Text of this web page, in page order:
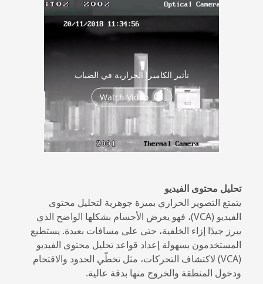
تأثير الكاميرا الحرارية في الضباب
Watch Video
تحليل محتوى الفيديو
يتمتع التصوير الحراري بميزة جوهرية لتحليل محتوى
الفيديو (VCA)، فهو يعرض الأجسام بشكلها الواضح الذي
يبرز جيدًا إزاء الخلفية، حتى على مسافات بعيدة. يستطيع
المستخدمون بسهولة إعداد قواعد تحليل محتوى الفيديو
(VCA) لاكتشاف التحركات، مثل تخطّي الحدود والاقتحام
ودخول المنطقة والخروج منها بدقة عالية.